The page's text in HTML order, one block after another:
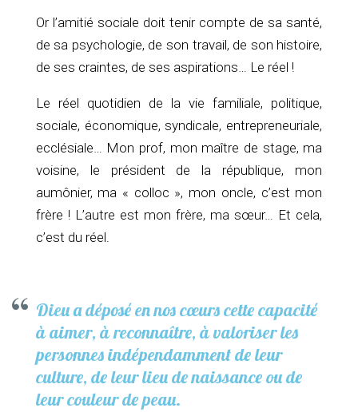
Or l’amitié sociale doit tenir compte de sa santé,
de sa psychologie, de son travail, de son histoire,
de ses craintes, de ses aspirations… Le réel !
Le réel quotidien de la vie familiale, politique,
sociale, économique, syndicale, entrepreneuriale,
ecclésiale… Mon prof, mon maître de stage, ma
voisine, le président de la république, mon
aumônier, ma « colloc », mon oncle, c’est mon
frère ! L’autre est mon frère, ma sœur… Et cela,
c’est du réel.
Dieu a déposé en nos cœurs cette capacité
à aimer, à reconnaître, à valoriser les
personnes indépendamment de leur
culture, de leur lieu de naissance ou de
leur couleur de peau.